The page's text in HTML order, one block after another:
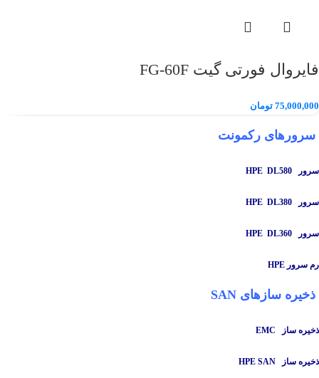
فایروال فورتی گیت FG-60F
75,000,000 تومان
سرورهای رکمونت
سرور HPE DL580
سرور HPE DL380
سرور HPE DL360
رم سرور HPE
ذخیره سازهای SAN
ذخیره ساز
ذخیره ساز HPE SAN